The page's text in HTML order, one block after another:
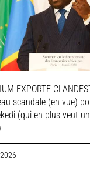
EXPORTE
scandale (en vue)
(qui en plus veut